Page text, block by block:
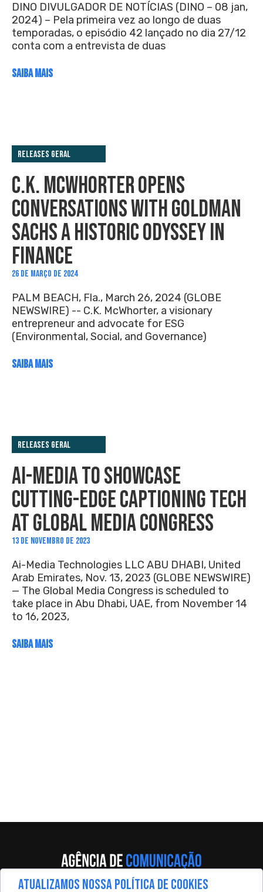
DINO DIVULGADOR DE NOTÍCIAS (DINO – 08 jan,
2024) – Pela primeira vez ao longo de duas
temporadas, o episódio 42 lançado no dia 27/12
conta com a entrevista de duas
SAIBA MAIS
Releases Geral
C.K. MCWHORTER OPENS
CONVERSATIONS WITH GOLDMAN
SACHS A HISTORIC ODYSSEY IN
FINANCE
26 DE MARÇO DE 2024
PALM BEACH, Fla., March 26, 2024 (GLOBE
NEWSWIRE) -- C.K. McWhorter, a visionary
entrepreneur and advocate for ESG
(Environmental, Social, and Governance)
SAIBA MAIS
Releases Geral
AI-MEDIA TO SHOWCASE
CUTTING-EDGE CAPTIONING TECH
AT GLOBAL MEDIA CONGRESS
13 DE NOVEMBRO DE 2023
Ai-Media Technologies LLC ABU DHABI, United
Arab Emirates, Nov. 13, 2023 (GLOBE NEWSWIRE)
— The Global Media Congress is scheduled to
take place in Abu Dhabi, UAE, from November 14
to 16, 2023,
SAIBA MAIS
ATUALIZAMOS NOSSA POLÍTICA DE COOKIES